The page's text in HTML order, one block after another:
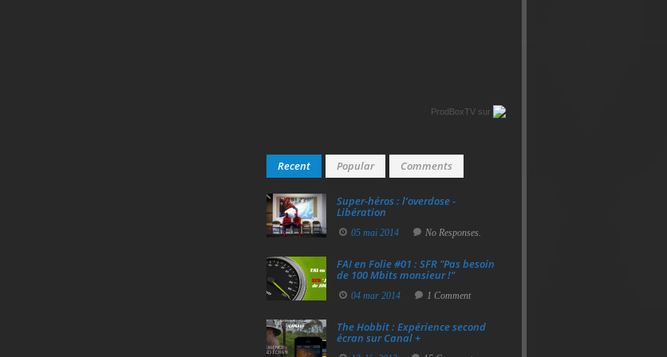
ProdBoxTV sur
Recent Popular Comments
Super‑héros : l’overdose -
Libération
05 mai 2014 No Responses.
FAI en Folie #01 : SFR "Pas besoin
de 100 Mbits monsieur !"
04 mar 2014 1 Comment
The Hobbit : Expérience second
écran sur Canal +